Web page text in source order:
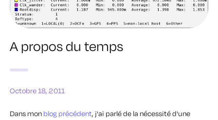
A propos du temps
Octobre 18, 2011
Dans mon blog précédent, j'ai parlé de la nécessité d'une